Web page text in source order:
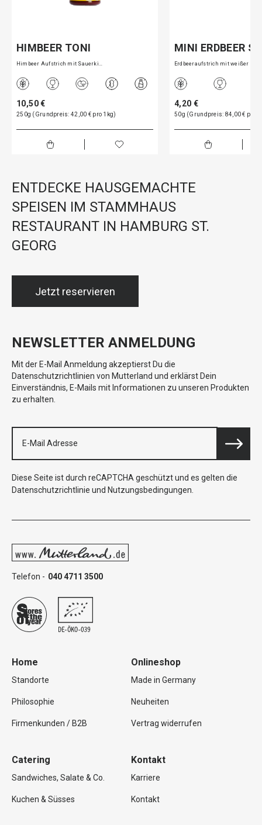
HIMBEER TONI
Himbeer Aufstrich mit Sauerki…
10,50 €
250g (Grundpreis: 42,00 € pro 1kg)
MINI ERDBEER
Erdbeeraufstrich mit weißer S…
4,20 €
50g (Grundpreis: 84,00 € pro
ENTDECKE HAUSGEMACHTE
SPEISEN IM STAMMHAUS
RESTAURANT IN HAMBURG ST.
GEORG
Jetzt reservieren
NEWSLETTER ANMELDUNG
Mit der E-Mail Anmeldung akzeptierst Du die
Datenschutzrichtlinien von Mutterland und erklärst Dein
Einverständnis, E-Mails mit Informationen zu unseren Produkten
zu erhalten.
Diese Seite ist durch reCAPTCHA geschützt und es gelten die
Datenschutzrichtlinie und Nutzungsbedingungen
Telefon - 040 4711 3500
Home
Standorte
Philosophie
Firmenkunden / B2B
Onlineshop
Made in Germany
Neuheiten
Vertrag widerrufen
Catering
Sandwiches, Salate & Co.
Kuchen & Süsses
Kontakt
Karriere
Kontakt